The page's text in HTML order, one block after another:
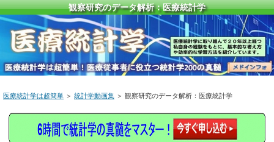
観察研究のデータ解析：医療統計学
医療統計学は超簡単 ＞ 統計学動画集 ＞ 観察研究のデータ解析：医療統計学